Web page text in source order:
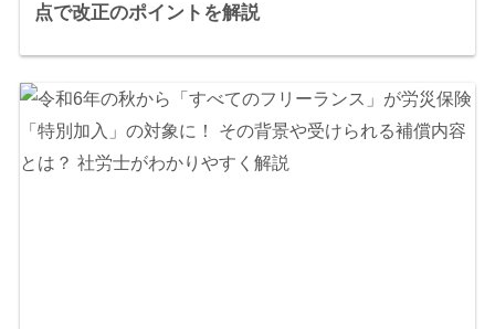
点で改正のポイントを解説